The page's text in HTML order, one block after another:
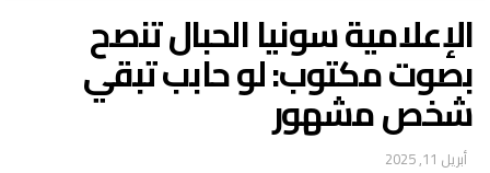
الإعلامية سونيا الحبال تنصح
بصوت مكتوب: لو حابب تبقي
شخص مشهور
أبريل 11, 2025